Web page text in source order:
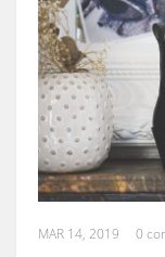
MAR 14, 2019 0